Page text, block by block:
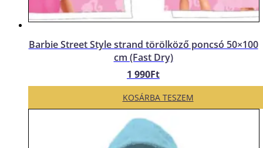
Barbie Street Style strand törölköző poncsó 50×100
cm (Fast Dry)
1 990Ft
KOSÁRBA TESZEM